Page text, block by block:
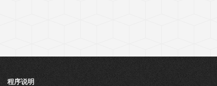
程序说明